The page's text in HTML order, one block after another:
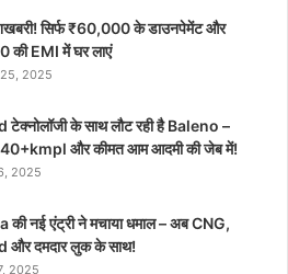
सिर्फ ₹60,000 के डाउनपेमेंट और
की EMI में घर लाएं
2025
के साथ लौट रही है Baleno –
और कीमत आम आदमी की जेब में!
2025
की नई एंट्री ने मचाया धमाल – अब CNG,
और दमदार लुक के साथ!
2025